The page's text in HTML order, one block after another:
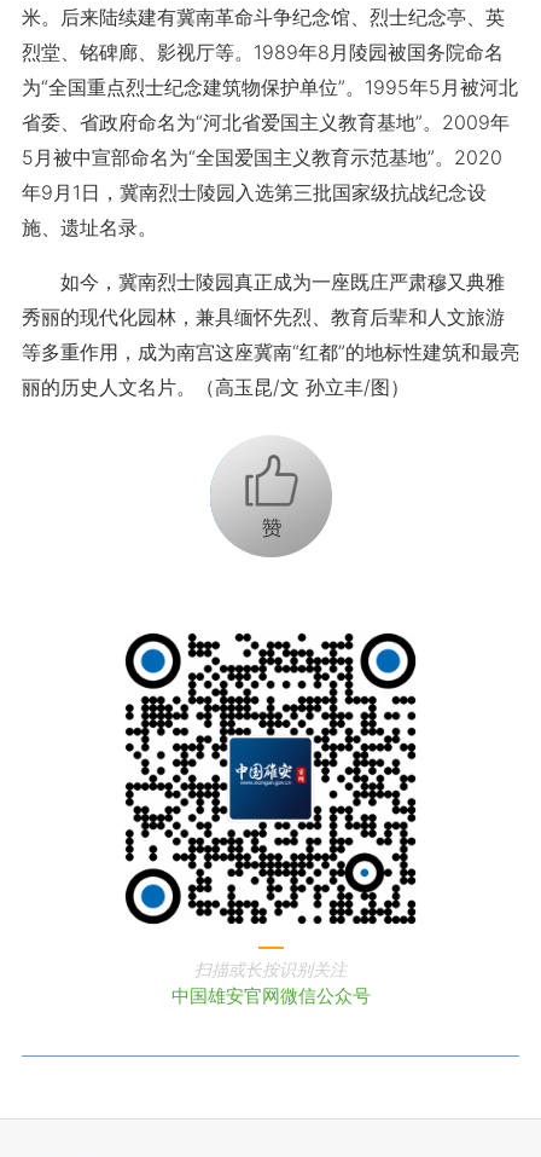
米。后来陆续建有冀南革命斗争纪念馆、烈士纪念亭、英
烈堂、铭碑廊、影视厅等。1989年8月陵园被国务院命名
为“全国重点烈士纪念建筑物保护单位”。1995年5月被河北
省委、省政府命名为“河北省爱国主义教育基地”。2009年
5月被中宣部命名为“全国爱国主义教育示范基地”。2020
年9月1日，冀南烈士陵园入选第三批国家级抗战纪念设
施、遗址名录。
如今，冀南烈士陵园真正成为一座既庄严肃穆又典雅
秀丽的现代化园林，兼具缅怀先烈、教育后辈和人文旅游
等多重作用，成为南宫这座冀南“红都”的地标性建筑和最亮
丽的历史人文名片。
（高玉昆/文 孙立丰/图）
+1
扫描或长按识别关注
中国雄安官网微信公众号